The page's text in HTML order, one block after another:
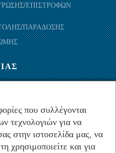
ΕΠΙΣΤΡΟΦΩΝ
ΠΑΡΑΔΟΣΗΣ
,+30.210-5147842
που συλλέγονται
τεχνολογιών για να
στην ιστοσελίδα μας, να
χρησιμοποιείτε και για